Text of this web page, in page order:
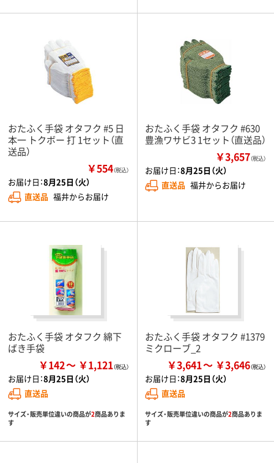
おたふく手袋 オタフク #5 日
本一 トクボー 打 1セット（直
送品）
￥554（税込）
お届け日：8月25日（火）
直送品 福井からお届け
おたふく手袋 オタフク #630
豊漁ワサビ3 1セット（直送品）
￥3,657（税込）
お届け日：8月25日（火）
直送品 福井からお届け
おたふく手袋 オタフク 綿下
ばき手袋
￥142 ￥1,121
お届け日：8月25日（火）
直送品
サイズ・販売単位違いの商品が2商品ありま
す
おたふく手袋 オタフク #1379
ミクローブ_2
￥3,641 ￥3,646
お届け日：8月25日（火）
直送品
サイズ・販売単位違いの商品が2商品ありま
す